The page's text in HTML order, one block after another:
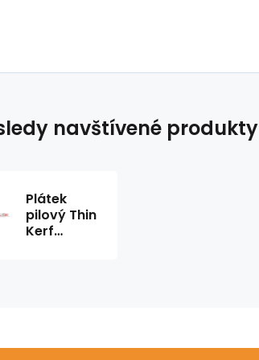
navštívené produkty
Plátek
pilový Thin
Kerf